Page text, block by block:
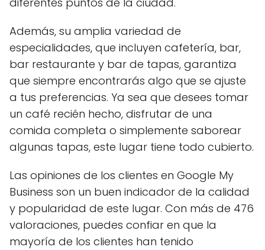
Además, su amplia variedad de
especialidades, que incluyen cafetería, bar,
bar restaurante y bar de tapas, garantiza
que siempre encontrarás algo que se ajuste
a tus preferencias. Ya sea que desees tomar
un café recién hecho, disfrutar de una
comida completa o simplemente saborear
algunas tapas, este lugar tiene todo cubierto.
Las opiniones de los clientes en Google My
Business son un buen indicador de la calidad
y popularidad de este lugar. Con más de 476
valoraciones, puedes confiar en que la
mayoría de los clientes han tenido